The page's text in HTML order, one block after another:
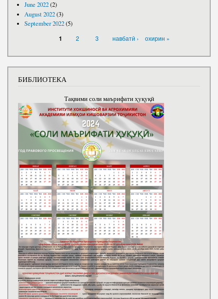
June 2022(2)
August 2022(3)
September 2022(5)
1 2 3 навбатӣ › охирин »
БИБЛИОТЕКА
Тақвими соли маърифати ҳуқуқӣ